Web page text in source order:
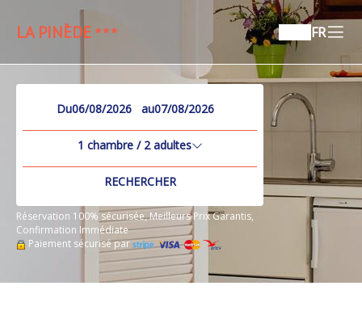
LA PINÈDE FR
Du au
1 chambre / 2adultes
RECHERCHER
Réservation 100% sécurisée, Meilleurs Prix Garantis,
Confirmation Immédiate
Paiement sécurisé par